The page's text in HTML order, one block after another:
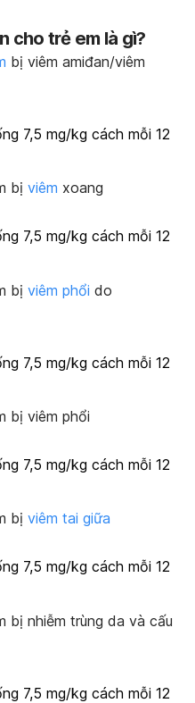
cho trẻ em là gì?
bị viêm amiđan/viêm
7,5 mg/kg cách mỗi 12
bị viêm xoang
7,5 mg/kg cách mỗi 12
bị viêm phổi do
7,5 mg/kg cách mỗi 12
bị viêm phổi
7,5 mg/kg cách mỗi 12
bị viêm tai giữa
7,5 mg/kg cách mỗi 12
bị nhiễm trùng da và cấu
7,5 mg/kg cách mỗi 12